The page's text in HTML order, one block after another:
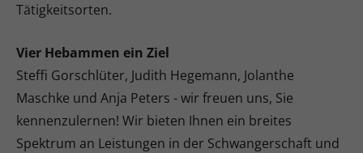
Tätigkeitsorten.
Vier Hebammen ein Ziel
Steffi Gorschlüter, Judith Hegemann, Jolanthe
Maschke und Anja Peters - wir freuen uns, Sie
kennenzulernen! Wir bieten Ihnen ein breites
Spektrum an Leistungen in der Schwangerschaft und